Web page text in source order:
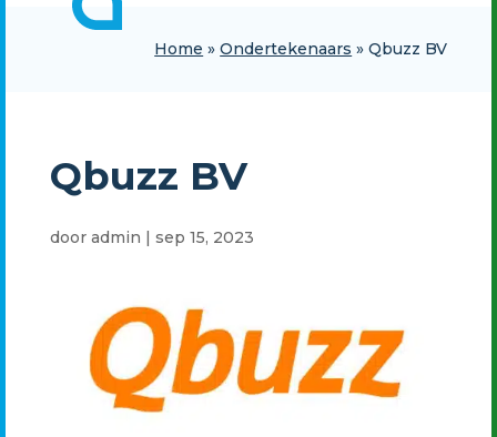
Home »Ondertekenaars »Qbuzz BV
Qbuzz BV
door admin | sep 15, 2023